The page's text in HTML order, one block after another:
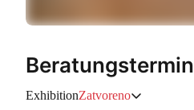
Beratungstermin
ExhibitionZatvoreno